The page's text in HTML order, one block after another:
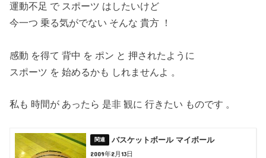
運動不足 で スポーツ はしたいけど
今一つ 乗る気がでない そんな 貴方 ！
感動 を得て 背中 を ポン と 押されたように
スポーツ を 始めるかも しれませんよ 。
私も 時間が あったら 是非 観に 行きたい ものです 。
バスケットボール マイボール
2009年2月13日